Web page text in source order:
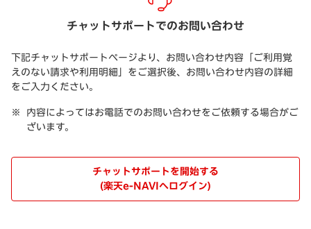
チャットサポートでのお問い合わせ
下記チャットサポートページより、お問い合わせ内容「ご利用覚
えのない請求や利用明細」をご選択後、お問い合わせ内容の詳細
をご入力ください。
内容によってはお電話でのお問い合わせをご依頼する場合がご
ざいます。
チャットサポートを開始する
(楽天e-NAVIへログイン)